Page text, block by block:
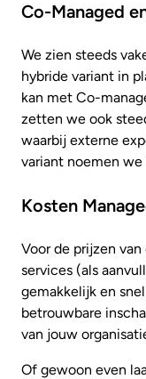
Co-Managed
We zien steeds
hybride variant in
kan met Co-
zetten we ook
waarbij externe
variant noemen we
Kosten
Voor de prijzen
services (als
gemakkelijk en
betrouwbare
van jouw
Of gewoon even